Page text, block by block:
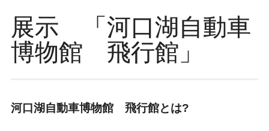
へ
ス
キ
ッ
展示 「河口湖自動車
博物館 飛行館」
河口湖自動車博物館 飛行館とは?